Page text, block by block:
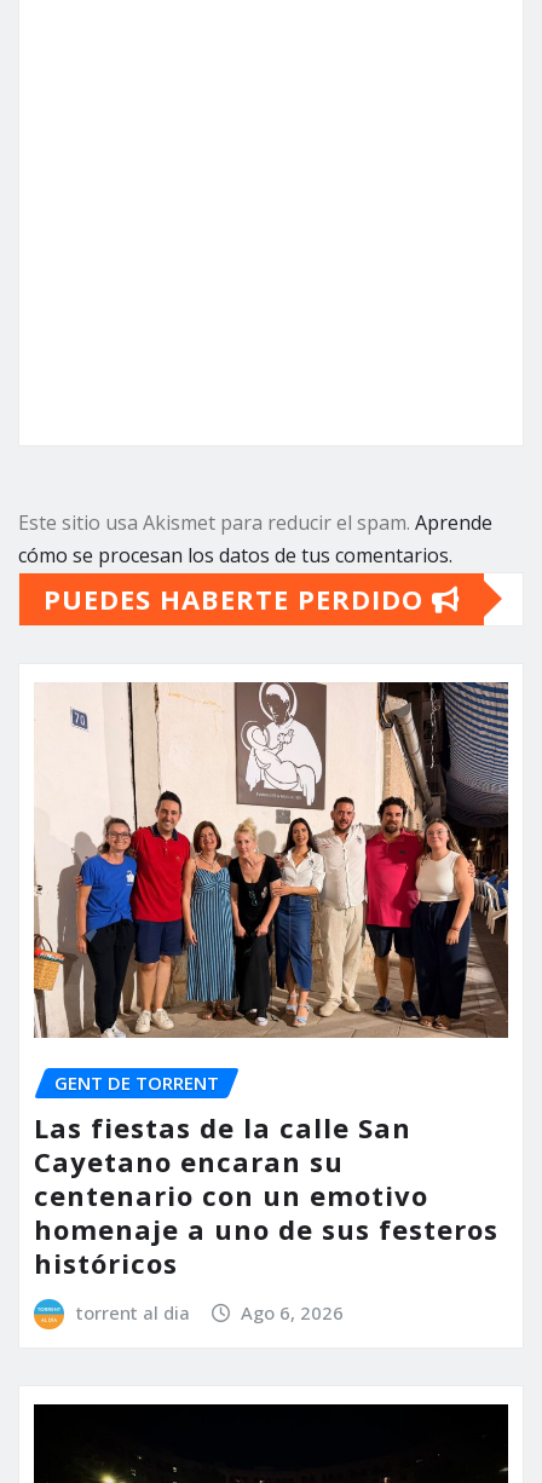
Este sitio usa Akismet para reducir el spam. Aprende
cómo se procesan los datos de tus comentarios.
PUEDES HABERTE PERDIDO
GENT DE TORRENT
Las fiestas de la calle San
Cayetano encaran su
centenario con un emotivo
homenaje a uno de sus festeros
históricos
torrent al dia Ago 6, 2026